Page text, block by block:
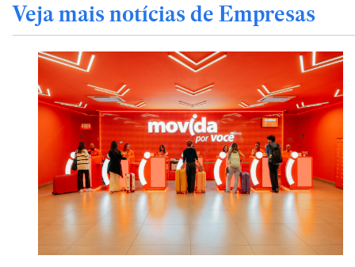
Veja mais notícias de Empresas